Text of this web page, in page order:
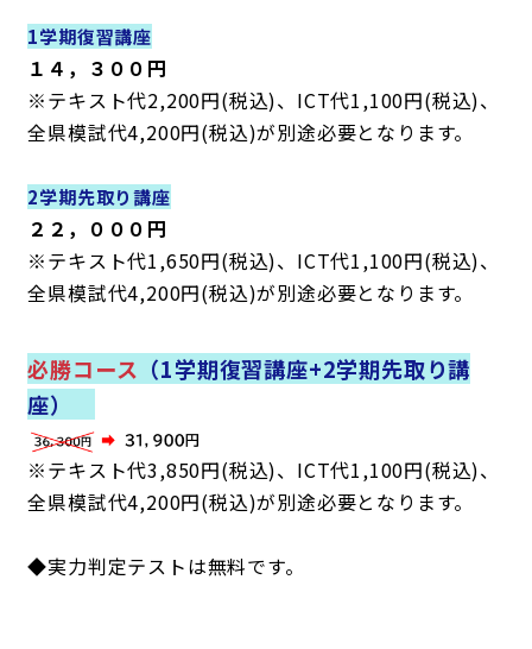
1学期復習講座
１４，３００円
※テキスト代2,200円(税込)、ICT代1,100円(税込)、
全県模試代4,200円(税込)が別途必要となります。
2学期先取り講座
２２，０００円
※テキスト代1,650円(税込)、ICT代1,100円(税込)、
全県模試代4,200円(税込)が別途必要となります。
必勝コース （1学期復習講座+2学期先取り講
座）
※テキスト代3,850円(税込)、ICT代1,100円(税込)、
全県模試代4,200円(税込)が別途必要となります。
◆実力判定テストは無料です。